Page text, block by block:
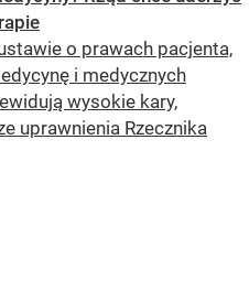
o prawach pacjenta,
i medycznych
wysokie kary,
uprawnienia Rzecznika